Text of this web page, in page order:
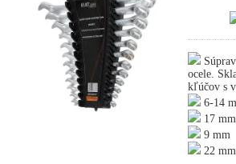
ocele.
kľúčov s
6-14
17 mm
9 mm
22 mm